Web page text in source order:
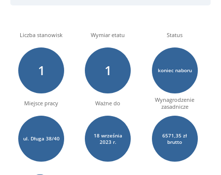
Liczba stanowisk
1
Wymiar etatu
1
Status
koniec naboru
Miejsce pracy
ul. Długa 38/40
Ważne do
18 września
2023 r.
Wynagrodzenie
zasadnicze
6571,35 zł
brutto